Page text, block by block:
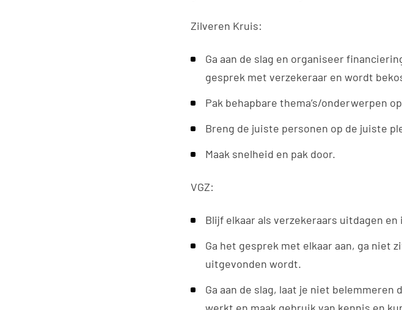
Zilveren Kruis:
Ga aan de slag en organiseer
gesprek met verzekeraar en wordt
Pak behapbare thema’s/onderwerpen
Breng de juiste personen op de juiste
Maak snelheid en pak door.
VGZ:
Blijf elkaar als verzekeraars uitdagen
Ga het gesprek met elkaar aan, ga
uitgevonden wordt.
Ga aan de slag, laat je niet